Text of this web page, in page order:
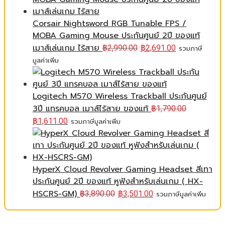
Corsair Nightsword RGB Tunable FPS /
MOBA Gaming Mouse ประกันศูนย์ 2ปี ของแท้
เมาส์เล่นเกม ไร้สาย ฿2,990.00 ฿2,691.00 รวมภาษี
มูลค่าเพิ่ม
Logitech M570 Wireless Trackball ประกันศูนย์
3ปี แทรคบอล เมาส์ไร้สาย ของแท้ ฿1,790.00
฿1,611.00 รวมภาษีมูลค่าเพิ่ม
HyperX Cloud Revolver Gaming Headset สีเทา
ประกันศูนย์ 2ปี ของแท้ หูฟังสำหรับเล่นเกม ( HX-
HSCRS-GM) ฿3,890.00 ฿3,501.00 รวมภาษีมูลค่าเพิ่ม